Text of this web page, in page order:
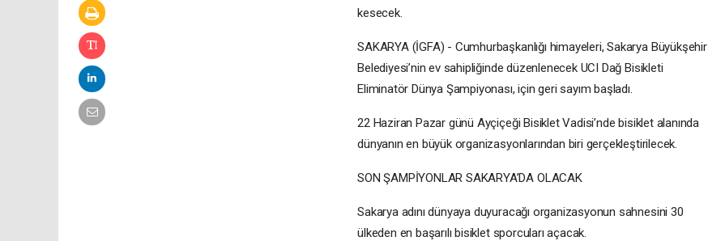
kesecek.
SAKARYA (İGFA) - Cumhurbaşkanlığı himayeleri, Sakarya Büyükşehir
Belediyesi’nin ev sahipliğinde düzenlenecek UCI Dağ Bisikleti
Eliminatör Dünya Şampiyonası, için geri sayım başladı.
22 Haziran Pazar günü Ayçiçeği Bisiklet Vadisi’nde bisiklet alanında
dünyanın en büyük organizasyonlarından biri gerçekleştirilecek.
SON ŞAMPİYONLAR SAKARYA’DA OLACAK
Sakarya adını dünyaya duyuracağı organizasyonun sahnesini 30
ülkeden en başarılı bisiklet sporcuları açacak.